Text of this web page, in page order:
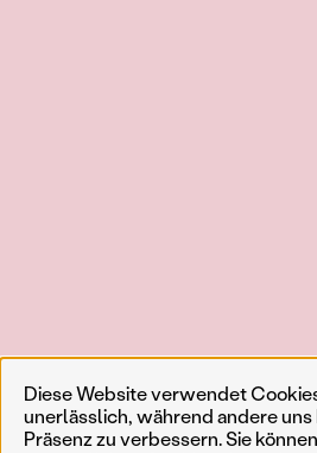
Diese Website verwendet
unerlässlich, während andere
Präsenz zu verbessern. Sie